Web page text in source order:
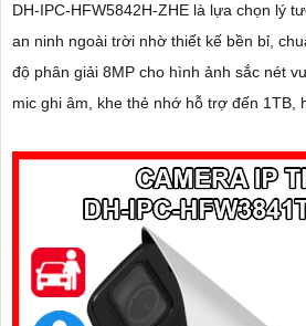
DH-IPC-HFW5842H-ZHE là lựa chọn lý
an ninh ngoài trời nhờ thiết kế bền bỉ,
độ phân giải 8MP cho hình ảnh sắc nét vượt trội.
mic ghi âm, khe thẻ nhớ hỗ trợ đến 1TB,